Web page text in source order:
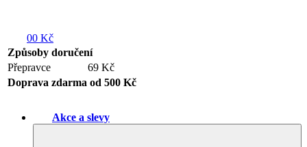
00 Kč
Způsoby doručení
Přepravce
69 Kč
Doprava zdarma od 500 Kč
Akce a slevy